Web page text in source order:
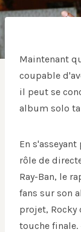
Maintenant
coupable
il peut se
album solo
En
rôle de
Ray-Ban, le
fans sur son
projet,
touche finale.